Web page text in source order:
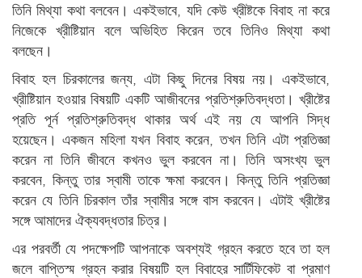
তিনি মিথ্যা কথা বলবেন। একইভাবে, যদি কেউ খ্রীষ্টকে বিবাহ না করে
নিজেকে খ্রীষ্টিয়ান বলে অভিহিত কিরেন তবে তিনিও মিথ্যা কথা
বলছেন।
বিবাহ হল চিরকালের জন্য, এটা কিছু দিনের বিষয় নয়। একইভাবে,
খ্রীষ্টিয়ান হওয়ার বিষয়টি একটি আজীবনের প্রতিশ্রুতিবদ্ধতা। খ্রীষ্টের
প্রতি পূর্ন প্রতিশ্রুতিবদ্ধ থাকার অর্থ এই নয় যে আপনি সিদ্ধ
হয়েছেন। একজন মহিলা যখন বিবাহ করেন, তখন তিনি এটা প্রতিজ্ঞা
করেন না তিনি জীবনে কখনও ভুল করবেন না। তিনি অসংখ্য ভুল
করবেন, কিন্তু তার স্বামী তাকে ক্ষমা করবেন। কিন্তু তিনি প্রতিজ্ঞা
করেন যে তিনি চিরকাল তাঁর স্বামীর সঙ্গে বাস করবেন। এটাই খ্রীষ্টের
সঙ্গে আমাদের ঐক্যবদ্ধতার চিত্র।
এর পরবর্তী যে পদক্ষেপটি আপনাকে অবশ্যই গ্রহন করতে হবে তা হল
জলে বাপ্তিস্ম গ্রহন করার বিষয়টি হল বিবাহের সার্টিফিকেট বা প্রমাণ